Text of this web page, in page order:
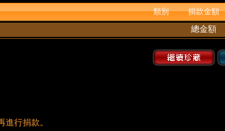
類別 捐款金額
總金額
行捐款。